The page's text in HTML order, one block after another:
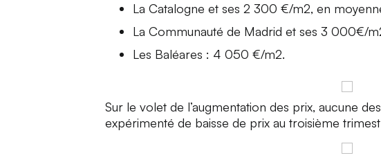
La Catalogne et ses 2 300 €/m2, en
La Communauté de Madrid et ses 3 000€/
Les Baléares : 4 050 €/m2.
Sur le volet de l’augmentation des prix, aucune
expérimenté de baisse de prix au troisième